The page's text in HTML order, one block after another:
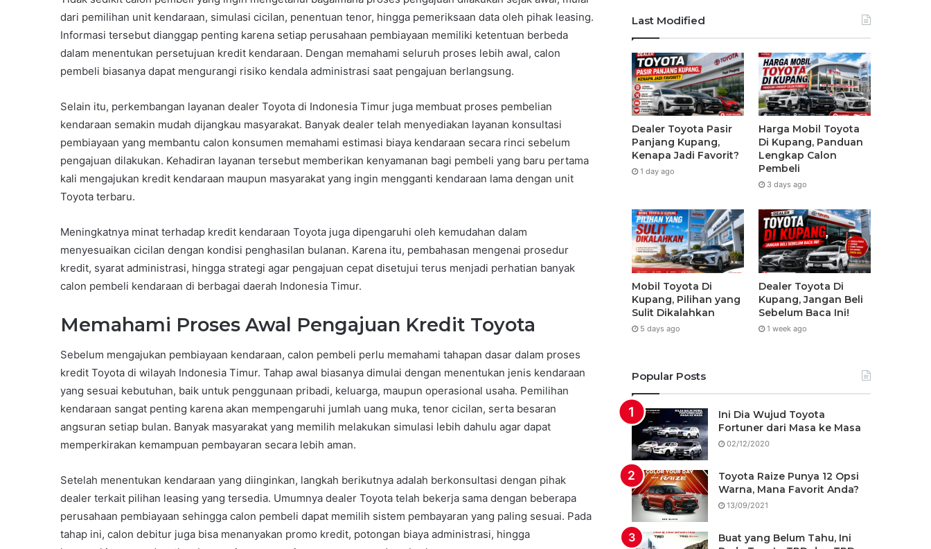
dari pemilihan unit kendaraan, simulasi cicilan, penentuan tenor, hingga pemeriksaan data oleh pihak leasing.
Informasi tersebut dianggap penting karena setiap perusahaan pembiayaan memiliki ketentuan berbeda
dalam menentukan persetujuan kredit kendaraan. Dengan memahami seluruh proses lebih awal, calon
pembeli biasanya dapat mengurangi risiko kendala administrasi saat pengajuan berlangsung.
Selain itu, perkembangan layanan dealer Toyota di Indonesia Timur juga membuat proses pembelian
kendaraan semakin mudah dijangkau masyarakat. Banyak dealer telah menyediakan layanan konsultasi
pembiayaan yang membantu calon konsumen memahami estimasi biaya kendaraan secara rinci sebelum
pengajuan dilakukan. Kehadiran layanan tersebut memberikan kenyamanan bagi pembeli yang baru pertama
kali mengajukan kredit kendaraan maupun masyarakat yang ingin mengganti kendaraan lama dengan unit
Toyota terbaru.
Meningkatnya minat terhadap kredit kendaraan Toyota juga dipengaruhi oleh kemudahan dalam
menyesuaikan cicilan dengan kondisi penghasilan bulanan. Karena itu, pembahasan mengenai prosedur
kredit, syarat administrasi, hingga strategi agar pengajuan cepat disetujui terus menjadi perhatian banyak
calon pembeli kendaraan di berbagai daerah Indonesia Timur.
Memahami Proses Awal Pengajuan Kredit Toyota
Sebelum mengajukan pembiayaan kendaraan, calon pembeli perlu memahami tahapan dasar dalam proses
kredit Toyota di wilayah Indonesia Timur. Tahap awal biasanya dimulai dengan menentukan jenis kendaraan
yang sesuai kebutuhan, baik untuk penggunaan pribadi, keluarga, maupun operasional usaha. Pemilihan
kendaraan sangat penting karena akan mempengaruhi jumlah uang muka, tenor cicilan, serta besaran
angsuran setiap bulan. Banyak masyarakat yang memilih melakukan simulasi lebih dahulu agar dapat
memperkirakan kemampuan pembayaran secara lebih aman.
Setelah menentukan kendaraan yang diinginkan, langkah berikutnya adalah berkonsultasi dengan pihak
dealer terkait pilihan leasing yang tersedia. Umumnya dealer Toyota telah bekerja sama dengan beberapa
perusahaan pembiayaan sehingga calon pembeli dapat memilih sistem pembayaran yang paling sesuai. Pada
tahap ini, calon debitur juga bisa menanyakan promo kredit, potongan biaya administrasi, hingga
Last Modified
Dealer Toyota Pasir
Panjang Kupang,
Kenapa Jadi Favorit?
1 day ago
Harga Mobil Toyota
Di Kupang, Panduan
Lengkap Calon
Pembeli
3 days ago
Mobil Toyota Di
Kupang, Pilihan yang
Sulit Dikalahkan
5 days ago
Dealer Toyota Di
Kupang, Jangan Beli
Sebelum Baca Ini!
1 week ago
Popular Posts
Ini Dia Wujud Toyota
Fortuner dari Masa ke Masa
02/12/2020
Toyota Raize Punya 12 Opsi
Warna, Mana Favorit Anda?
13/09/2021
Buat yang Belum Tahu, Ini